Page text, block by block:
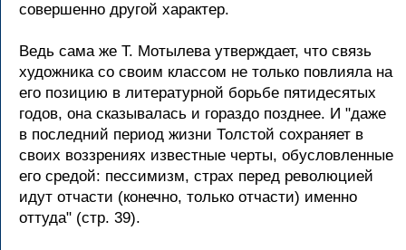
совершенно другой характер.
Ведь сама же Т. Мотылева утверждает, что связь
художника со своим классом не только повлияла на
его позицию в литературной борьбе пятидесятых
годов, она сказывалась и гораздо позднее. И "даже
в последний период жизни Толстой сохраняет в
своих воззрениях известные черты, обусловленные
его средой: пессимизм, страх перед революцией
идут отчасти (конечно, только отчасти) именно
оттуда" (стр. 39).